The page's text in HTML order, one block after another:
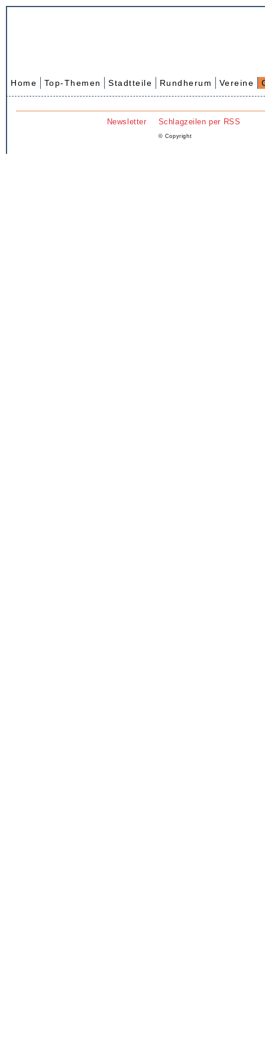
Home Top-Themen Stadtteile Rundherum Vereine
Newsletter Schlagzeilen per RSS
© Copyright